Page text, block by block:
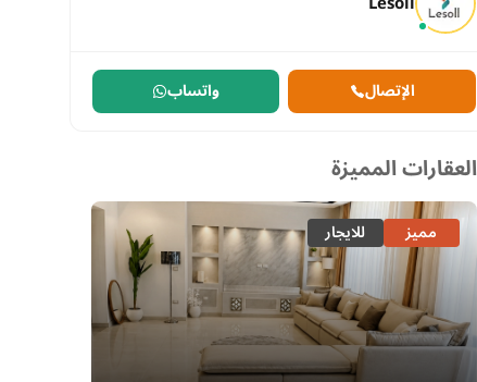
الإتصال واتساب
العقارات المميزة
مميز للايجار